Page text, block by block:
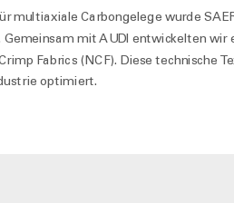
multiaxiale Carbongelege wurde
Gemeinsam mit AUDI entwickelten wir
Fabrics (NCF). Diese technische
optimiert.